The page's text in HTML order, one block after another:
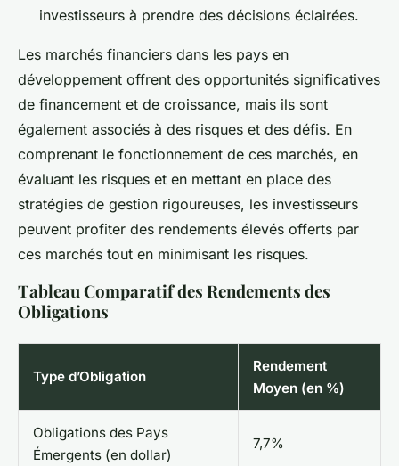
investisseurs à prendre des décisions éclairées.
Les marchés financiers dans les pays en
développement offrent des opportunités significatives
de financement et de croissance, mais ils sont
également associés à des risques et des défis. En
comprenant le fonctionnement de ces marchés, en
évaluant les risques et en mettant en place des
stratégies de gestion rigoureuses, les investisseurs
peuvent profiter des rendements élevés offerts par
ces marchés tout en minimisant les risques.
Tableau Comparatif des Rendements des
Obligations
Type d’Obligation
Rendement
Moyen (en %)
Obligations des Pays
Émergents (en dollar)
7,7%